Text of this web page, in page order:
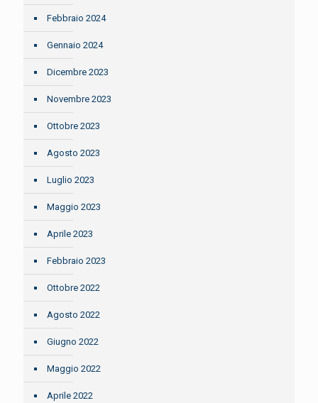
Febbraio 2024
Gennaio 2024
Dicembre 2023
Novembre 2023
Ottobre 2023
Agosto 2023
Luglio 2023
Maggio 2023
Aprile 2023
Febbraio 2023
Ottobre 2022
Agosto 2022
Giugno 2022
Maggio 2022
Aprile 2022